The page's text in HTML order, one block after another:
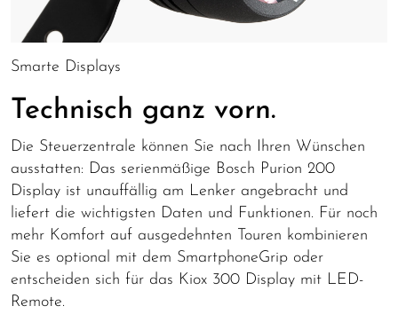
Smarte Displays
Technisch ganz vorn.
Die Steuerzentrale können Sie nach Ihren Wünschen
ausstatten: Das serienmäßige Bosch Purion 200
Display ist unauffällig am Lenker angebracht und
liefert die wichtigsten Daten und Funktionen. Für noch
mehr Komfort auf ausgedehnten Touren kombinieren
Sie es optional mit dem SmartphoneGrip oder
entscheiden sich für das Kiox 300 Display mit LED-
Remote.